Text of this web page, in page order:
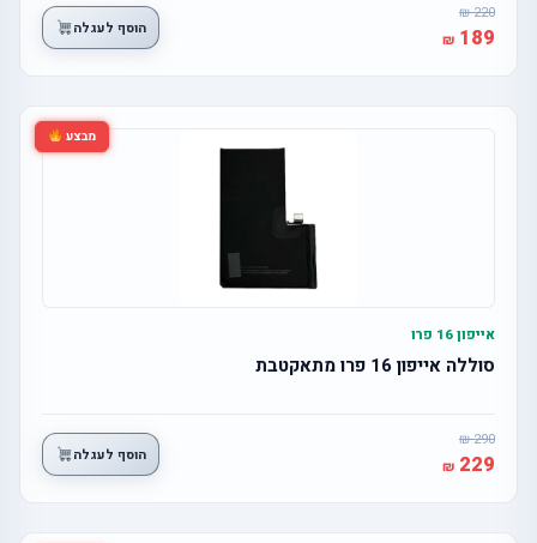
220
189 הוסף לעגלה
מבצע
אייפון 16 פרו
סוללה אייפון 16 פרו מתאקטבת
290
229 הוסף לעגלה